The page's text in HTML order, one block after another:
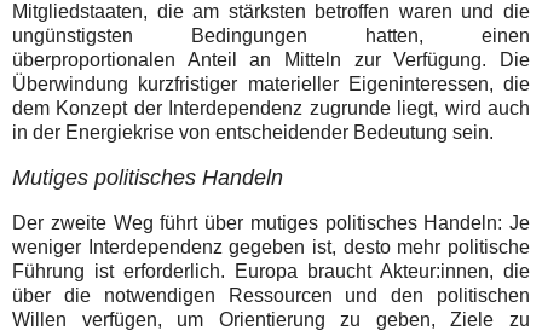
Mitgliedstaaten, die am stärksten betroffen waren und die
ungünstigsten Bedingungen hatten, einen
überproportionalen Anteil an Mitteln zur Verfügung. Die
Überwindung kurzfristiger materieller Eigeninteressen, die
dem Konzept der Interdependenz zugrunde liegt, wird auch
in der Energiekrise von entscheidender Bedeutung sein.
Mutiges politisches Handeln
Der zweite Weg führt über mutiges politisches Handeln: Je
weniger Interdependenz gegeben ist, desto mehr politische
Führung ist erforderlich. Europa braucht Akteur:innen, die
über die notwendigen Ressourcen und den politischen
Willen verfügen, um Orientierung zu geben, Ziele zu